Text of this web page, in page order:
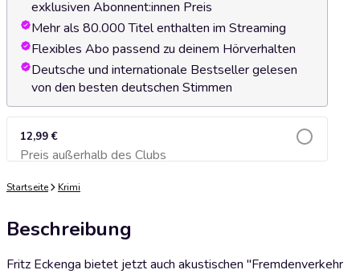
exklusiven Abonnent:innen Preis
Mehr als 80.000 Titel enthalten im Streaming
Flexibles Abo passend zu deinem Hörverhalten
Deutsche und internationale Bestseller gelesen
von den besten deutschen Stimmen
12,99 €
Preis außerhalb des ClubsZum Warenkorb hinzufügen
Startseite Krimi
Beschreibung
Fritz Eckenga bietet jetzt auch akustischen "Fremdenverkehr